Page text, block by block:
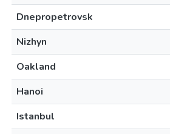
Dnepropetrovsk
Nizhyn
Oakland
Hanoi
Istanbul